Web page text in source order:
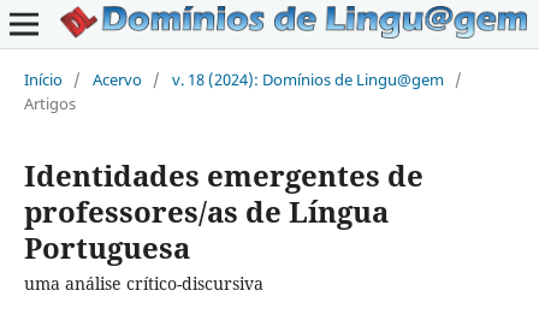
Início / Acervo / v. 18 (2024): Domínios de Lingu@gem /
Artigos
Identidades emergentes de
professores/as de Língua
Portuguesa
uma análise crítico-discursiva